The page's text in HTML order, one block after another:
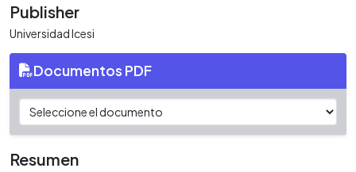
Publisher
Universidad Icesi
Documentos PDF
Resumen